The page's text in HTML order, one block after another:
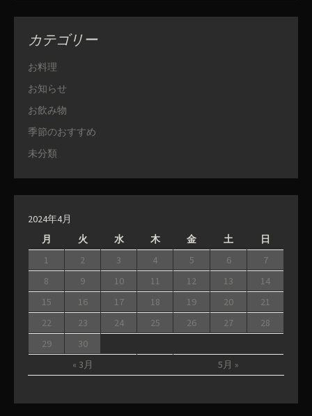
カテゴリー
お料理
お知らせ
お飲み物
季節のおすすめ
未分類
2024年4月
月
火 水 木 金 土 日
« 3月 5月 »
1 2 3 4 5 6
7
8
9 10 11 12 13
14
15
16 17 18 19 20
21
22
23 24 25 26 27
28
29
30